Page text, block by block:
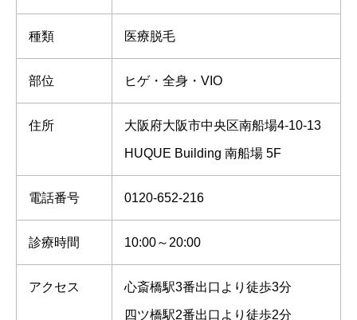
種類 医療脱毛
部位 ヒゲ・全身・VIO
住所 大阪府大阪市中央区南船場4-10-13
HUQUE Building 南船場 5F
電話番号 0120-652-216
診療時間 10:00～20:00
アクセス 心斎橋駅3番出口より徒歩3分
四ツ橋駅2番出口より徒歩2分